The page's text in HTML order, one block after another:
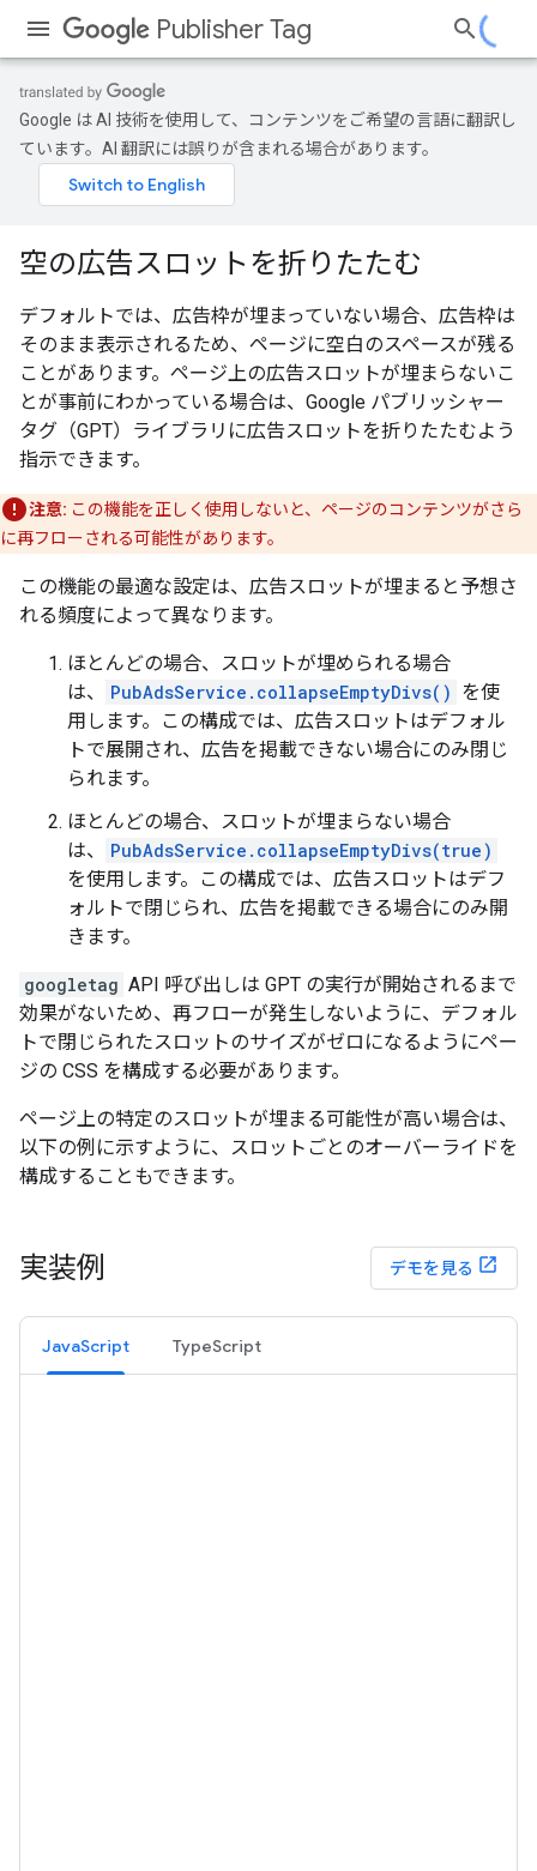
Publisher Tag
Google は AI 技術を使用して、コンテンツをご希望の言語に翻訳し
ています。AI 翻訳には誤りが含まれる場合があります。
空の広告スロットを折りたたむ
デフォルトでは、広告枠が埋まっていない場合、広告枠は
そのまま表示されるため、ページに空白のスペースが残る
ことがあります。ページ上の広告スロットが埋まらないこ
とが事前にわかっている場合は、Google パブリッシャー
タグ（GPT）ライブラリに広告スロットを折りたたむよう
指示できます。
注意: この機能を正しく使用しないと、ページのコンテンツがさら
に再フローされる可能性があります。
この機能の最適な設定は、広告スロットが埋まると予想さ
れる頻度によって異なります。
ほとんどの場合、スロットが埋められる場合
は、
PubAdsService.collapseEmptyDivs() を使
用します。この構成では、広告スロットはデフォル
トで展開され、広告を掲載できない場合にのみ閉じ
られます。
ほとんどの場合、スロットが埋まらない場合
は、
PubAdsService.collapseEmptyDivs(true)
を使用します。この構成では、広告スロットはデフ
ォルトで閉じられ、広告を掲載できる場合にのみ開
きます。
googletag API 呼び出しは GPT の実行が開始されるまで
効果がないため、再フローが発生しないように、デフォル
トで閉じられたスロットのサイズがゼロになるようにペー
ジの CSS を構成する必要があります。
ページ上の特定のスロットが埋まる可能性が高い場合は、
以下の例に示すように、スロットごとのオーバーライドを
構成することもできます。
実装例 デモを見る
JavaScript TypeScript